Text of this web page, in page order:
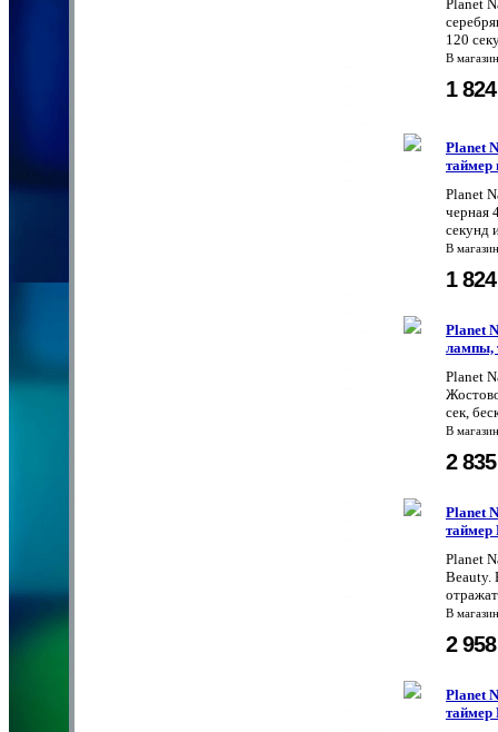
Planet
120
В
1
Planet
таймер
Planet
черная
секунд
В
1
Planet
лампы,
Planet
сек,
В
2
Planet
таймер
Planet
Beauty.
В
2
Planet
таймер